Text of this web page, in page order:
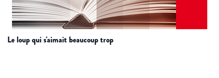
le loup qui s'aimait beaucoup trop